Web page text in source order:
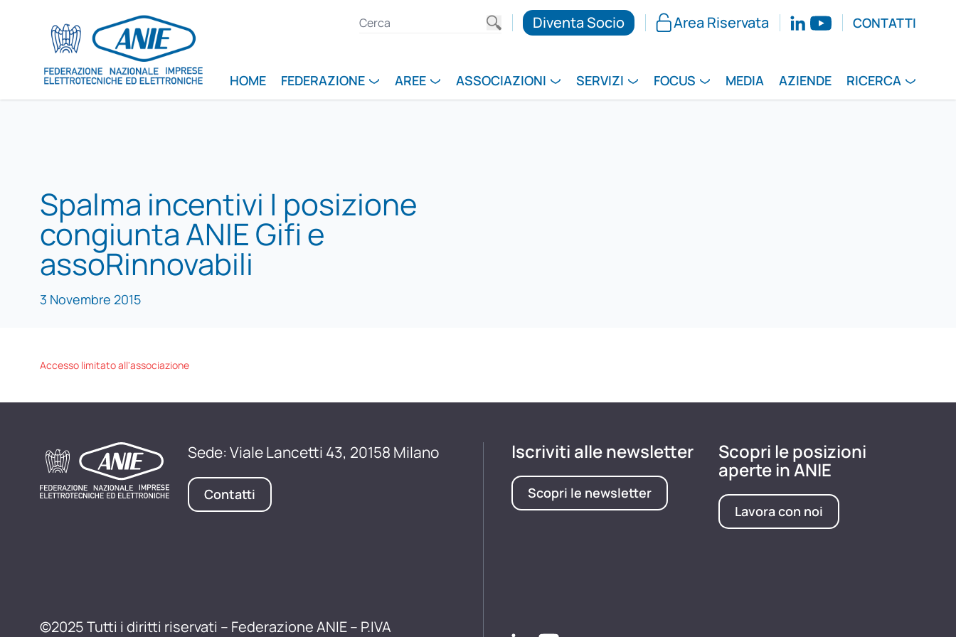
Diventa Socio Area Riservata CONTATTI
HOME FEDERAZIONE AREE ASSOCIAZIONI SERVIZI FOCUS MEDIA AZIENDE RICERCA
Spalma incentivi | posizione
congiunta ANIE Gifi e
assoRinnovabili
3 Novembre 2015
Accesso limitato all'associazione
Sede: Viale Lancetti 43, 20158 Milano
Contatti
©2025 Tutti i diritti riservati – Federazione ANIE – P.IVA
Iscriviti alle newsletter
Scopri le newsletter
Scopri le posizioni
aperte in ANIE
Lavora con noi